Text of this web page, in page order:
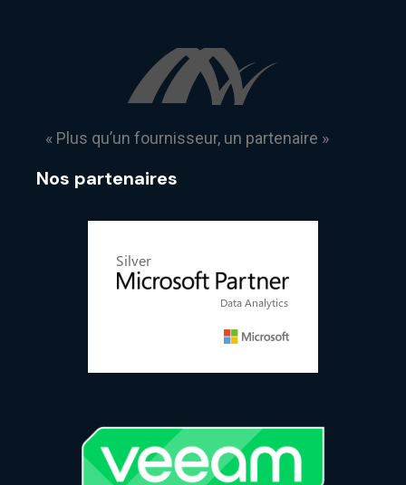
« Plus qu’un fournisseur, un partenaire »
Nos partenaires